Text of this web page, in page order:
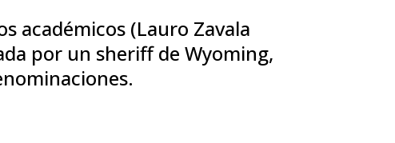
académicos (Lauro Zavala
por un sheriff de Wyoming,